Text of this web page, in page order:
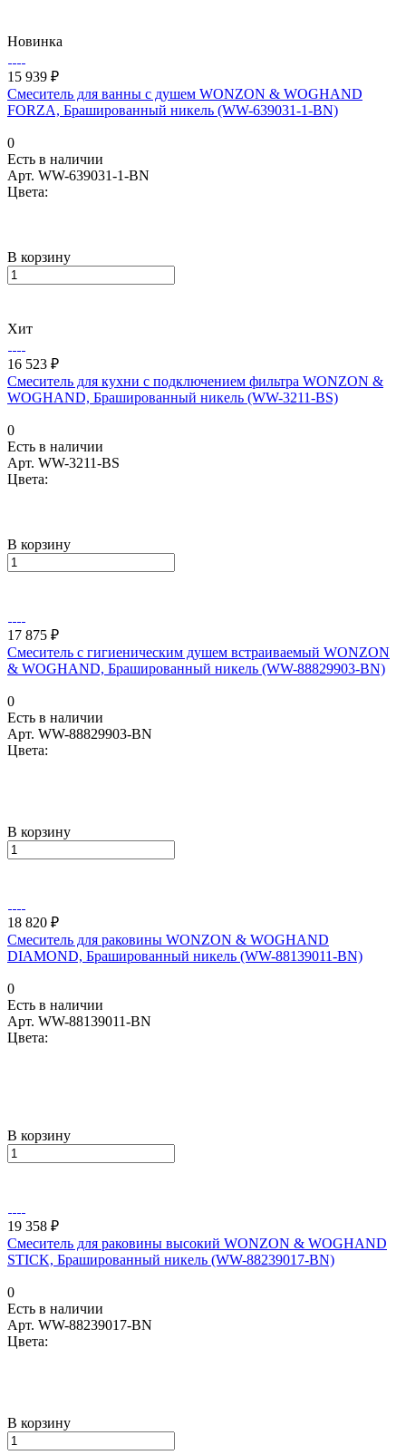
Новинка
15 939 ₽
Смеситель для ванны с душем WONZON & WOGHAND
FORZA, Брашированный никель (WW-639031-1-BN)
0
Есть в наличии
Арт. WW-639031-1-BN
Цвета:
В корзину
Хит
16 523 ₽
Смеситель для кухни c подключением фильтра WONZON &
WOGHAND, Брашированный никель (WW-3211-BS)
0
Есть в наличии
Арт. WW-3211-BS
Цвета:
В корзину
17 875 ₽
Смеситель с гигиеническим душем встраиваемый WONZON
& WOGHAND, Брашированный никель (WW-88829903-BN)
0
Есть в наличии
Арт. WW-88829903-BN
Цвета:
В корзину
18 820 ₽
Смеситель для раковины WONZON & WOGHAND
DIAMOND, Брашированный никель (WW-88139011-BN)
0
Есть в наличии
Арт. WW-88139011-BN
Цвета:
В корзину
19 358 ₽
Смеситель для раковины высокий WONZON & WOGHAND
STICK, Брашированный никель (WW-88239017-BN)
0
Есть в наличии
Арт. WW-88239017-BN
Цвета:
В корзину